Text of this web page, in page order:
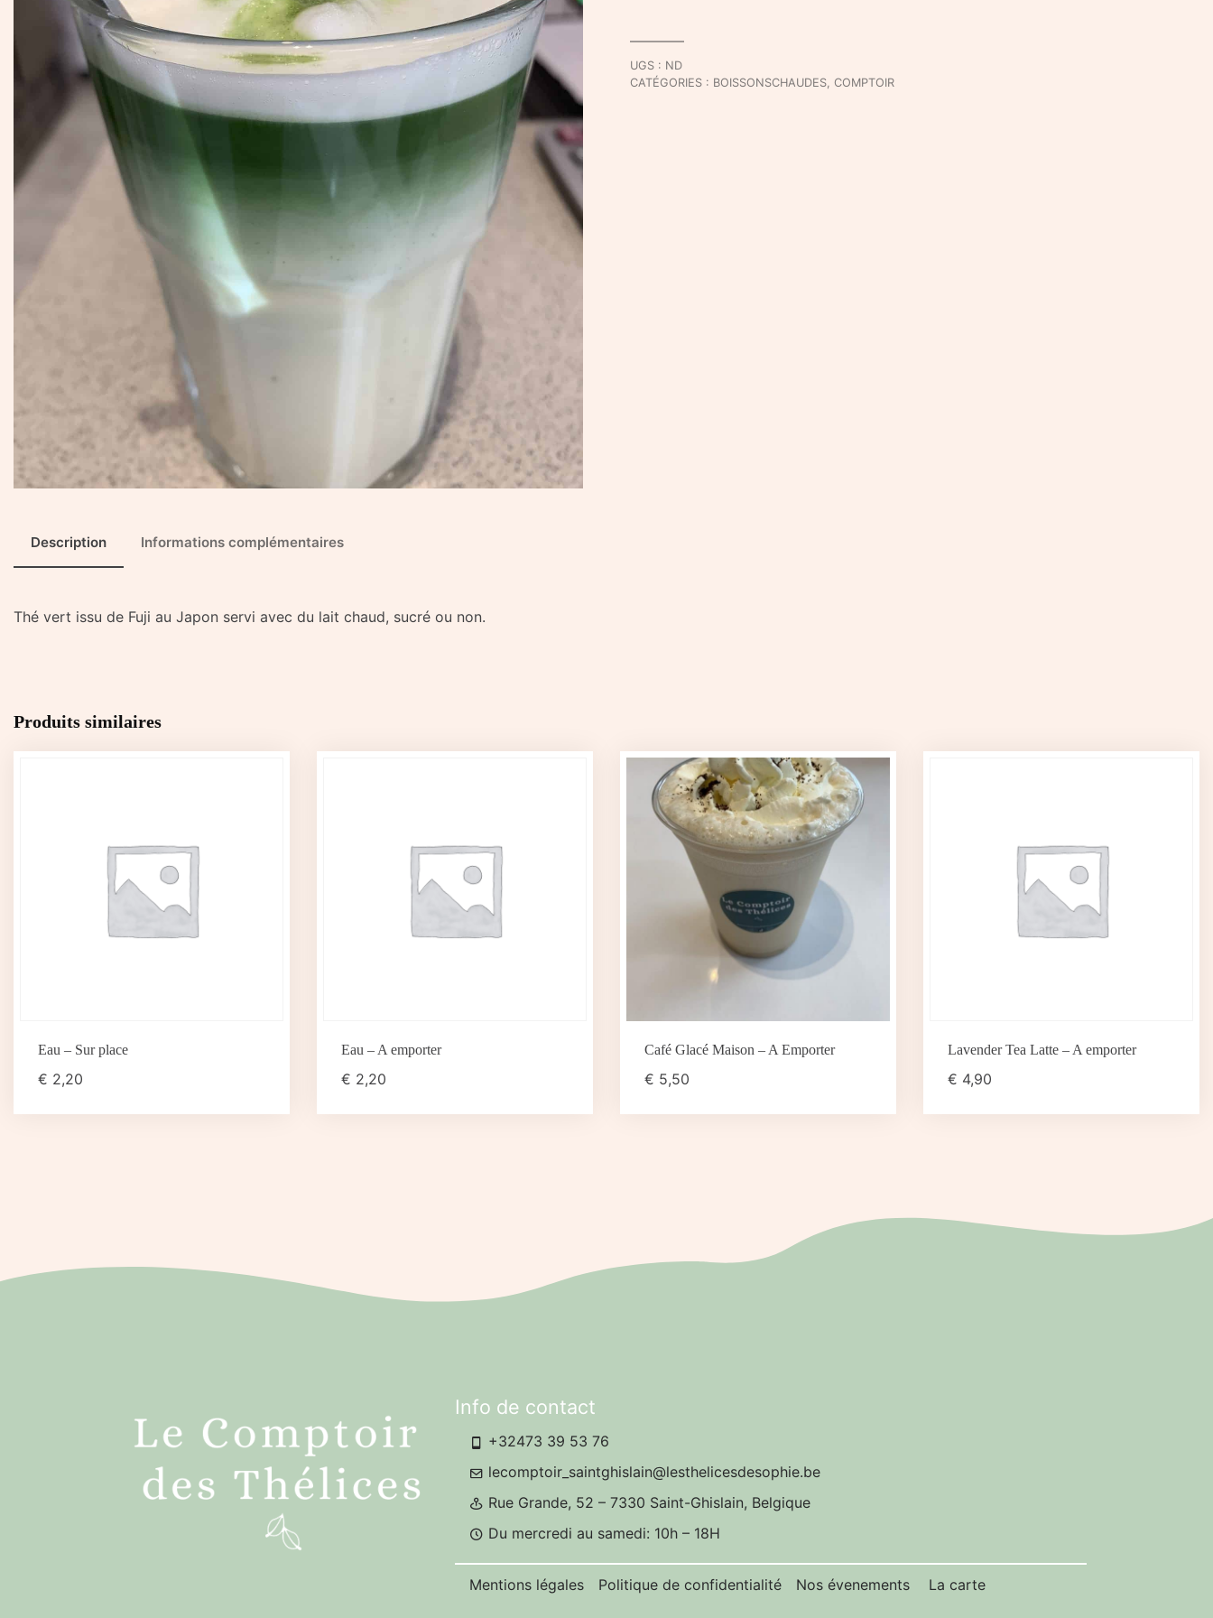
place
UGS : ND
CATÉGORIES : BOISSONSCHAUDES,COMPTOIR
Description Informations complémentaires
Thé vert issu de Fuji au Japon servi avec du lait chaud, sucré ou non.
Produits similaires
Eau – Sur place
€ 2,20
Eau – A emporter
€ 2,20
Café Glacé Maison – A Emporter
€ 5,50
Lavender Tea Latte – A emporter
€ 4,90
Info de contact
+32473 39 53 76
lecomptoir_saintghislain@lesthelicesdesophie.be
Rue Grande, 52 – 7330 Saint-Ghislain, Belgique
Du mercredi au samedi: 10h – 18H
Mentions légales Politique de confidentialité Nos évenements La carte